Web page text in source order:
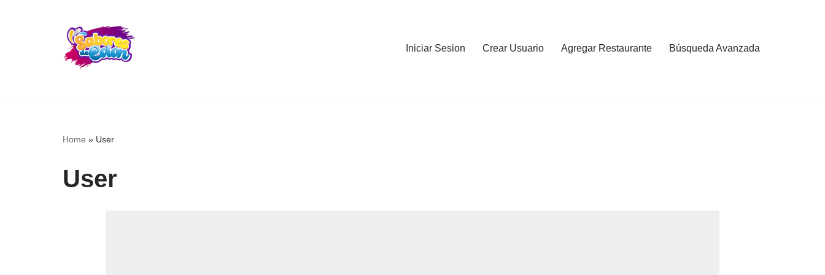
Iniciar Sesion Crear Usuario Agregar Restaurante Búsqueda Avanzada
Home » User
User